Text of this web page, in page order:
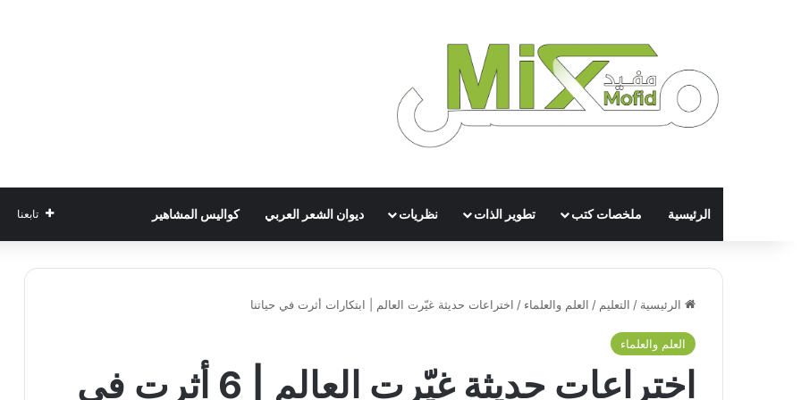
الرئيسية ملخصات كتب تطوير الذات نظريات ديوان الشعر العربي كواليس المشاهير تابعنا
الرئيسية / التعليم / العلم والعلماء / اختراعات حديثة غيّرت العالم | ابتكارات أثرت في حياتنا
العلم والعلماء
اختراعات حديثة غيّرت العالم | 6 أثرت في